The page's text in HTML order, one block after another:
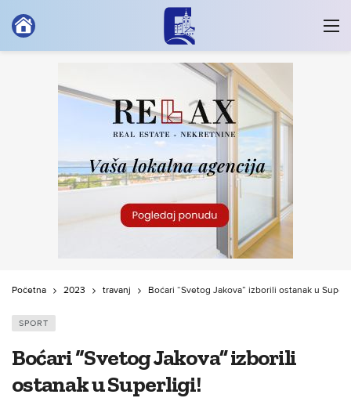
Početna 2023 travanj Boćari “Svetog Jakova” izborili ostanak u
SPORT
Boćari “Svetog Jakova” izborili
ostanak u Superligi!